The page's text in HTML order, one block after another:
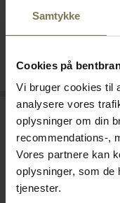
Samtykke
Cookies på
Vi bruger cookies til
analysere vores
oplysninger om din
recommendations-,
Vores partnere kan
oplysninger, som de
tjenester.
8.350,00 kr./stk.
Læg i kurv
Kampagnevare